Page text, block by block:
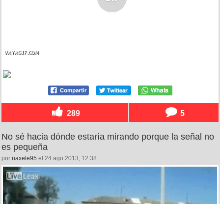
289 5
No sé hacia dónde estaría mirando porque la señal no
es pequeña
por naxete95 el 24 ago 2013, 12:38